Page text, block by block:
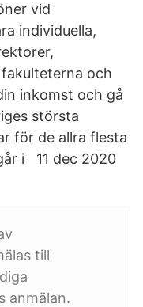
vid
individuella,
och
inkomst och gå
största
för de allra flesta
i 11 dec 2020
till
anmälan.